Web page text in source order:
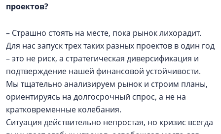
проектов?
– Страшно стоять на месте, пока рынок лихорадит.
Для нас запуск трех таких разных проектов в один год
– это не риск, а стратегическая диверсификация и
подтверждение нашей финансовой устойчивости.
Мы тщательно анализируем рынок и строим планы,
ориентируясь на долгосрочный спрос, а не на
кратковременные колебания.
Ситуация действительно непростая, но кризис всегда